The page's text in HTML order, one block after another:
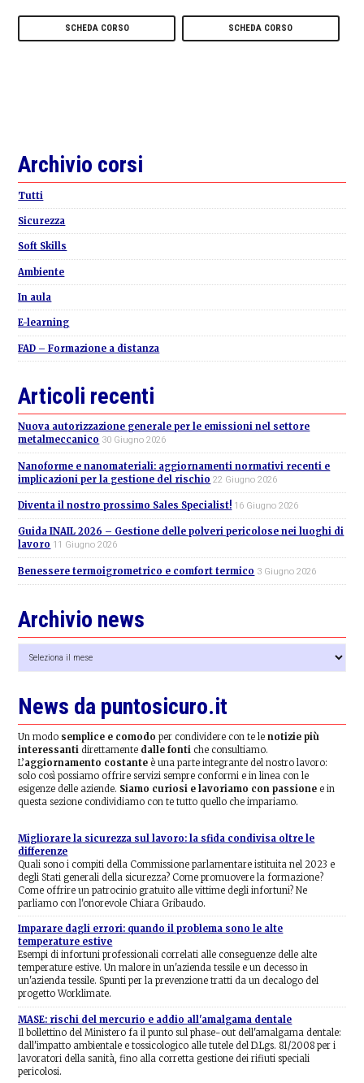
SCHEDA CORSO SCHEDA CORSO
Primary
Sidebar
Archivio corsi
Tutti
Sicurezza
Soft Skills
Ambiente
In aula
E-learning
FAD – Formazione a distanza
Articoli recenti
Nuova autorizzazione generale per le emissioni nel settore
metalmeccanico 30 Giugno 2026
Nanoforme e nanomateriali: aggiornamenti normativi recenti e
implicazioni per la gestione del rischio 22 Giugno 2026
Diventa il nostro prossimo Sales Specialist! 16 Giugno 2026
Guida INAIL 2026 – Gestione delle polveri pericolose nei luoghi di
lavoro 11 Giugno 2026
Benessere termoigrometrico e comfort termico 3 Giugno 2026
Archivio news
news
News da puntosicuro.it
Un modo semplice e comodo per condividere con te lenotizie più
interessanti direttamente dalle fonti che consultiamo.
L’aggiornamento costante è una parte integrante del nostro lavoro:
solo così possiamo offrire servizi sempre conformi e in linea con le
esigenze delle aziende. Siamo curiosi e lavoriamo con passione e in
questa sezione condividiamo con te tutto quello che impariamo.
Migliorare la sicurezza sul lavoro: la sfida condivisa oltre le
differenze
Quali sono i compiti della Commissione parlamentare istituita nel 2023 e
degli Stati generali della sicurezza? Come promuovere la formazione?
Come offrire un patrocinio gratuito alle vittime degli infortuni? Ne
parliamo con l'onorevole Chiara Gribaudo.
Imparare dagli errori: quando il problema sono le alte
temperature estive
Esempi di infortuni professionali correlati alle conseguenze delle alte
temperature estive. Un malore in un'azienda tessile e un decesso in
un'azienda tessile. Spunti per la prevenzione tratti da un decalogo del
progetto Worklimate.
MASE: rischi del mercurio e addio all'amalgama dentale
Il bollettino del Ministero fa il punto sul phase-out dell'amalgama dentale:
dall'impatto ambientale e tossicologico alle tutele del D.Lgs. 81/2008 per i
lavoratori della sanità, fino alla corretta gestione dei rifiuti speciali
pericolosi.